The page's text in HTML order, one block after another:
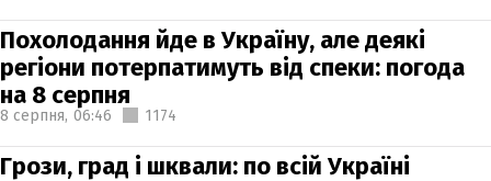
Похолодання йде в Україну, але деякі
регіони потерпатимуть від спеки: погода
на 8 серпня
8 серпня, 06:46 1174
Грози, град і шквали: по всій Україні